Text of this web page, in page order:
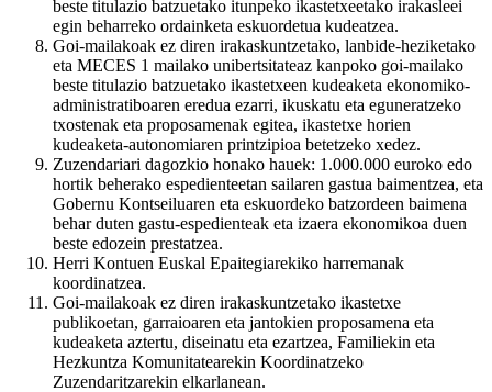
beste titulazio batzuetako itunpeko ikastetxeetako irakasleei
egin beharreko ordainketa eskuordetua kudeatzea.
Goi-mailakoak ez diren irakaskuntzetako, lanbide-heziketako
eta MECES 1 mailako unibertsitateaz kanpoko goi-mailako
beste titulazio batzuetako ikastetxeen kudeaketa ekonomiko-
administratiboaren eredua ezarri, ikuskatu eta eguneratzeko
txostenak eta proposamenak egitea, ikastetxe horien
kudeaketa-autonomiaren printzipioa betetzeko xedez.
Zuzendariari dagozkio honako hauek: 1.000.000 euroko edo
hortik beherako espedienteetan sailaren gastua baimentzea, eta
Gobernu Kontseiluaren eta eskuordeko batzordeen baimena
behar duten gastu-espedienteak eta izaera ekonomikoa duen
beste edozein prestatzea.
Herri Kontuen Euskal Epaitegiarekiko harremanak
koordinatzea.
Goi-mailakoak ez diren irakaskuntzetako ikastetxe
publikoetan, garraioaren eta jantokien proposamena eta
kudeaketa aztertu, diseinatu eta ezartzea, Familiekin eta
Hezkuntza Komunitatearekin Koordinatzeko
Zuzendaritzarekin elkarlanean.